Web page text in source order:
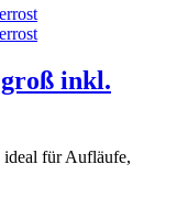
inkl.
ideal für Aufläufe,